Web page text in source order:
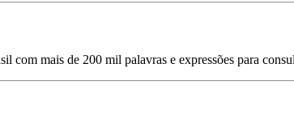
com mais de 200 mil palavras e expressões para